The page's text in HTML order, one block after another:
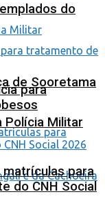
de Sooretama
Polícia Militar
do
para
para
do CNH Social